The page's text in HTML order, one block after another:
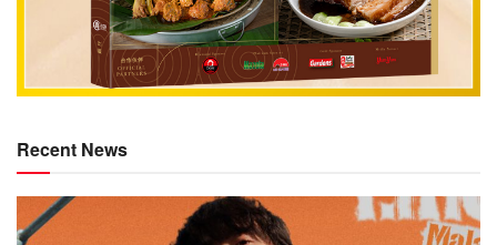
Recent News